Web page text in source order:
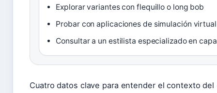
Explorar variantes con flequillo o long bob
Probar con aplicaciones de simulación virtual
Consultar a un estilista especializado en
Cuatro datos clave para entender el contexto